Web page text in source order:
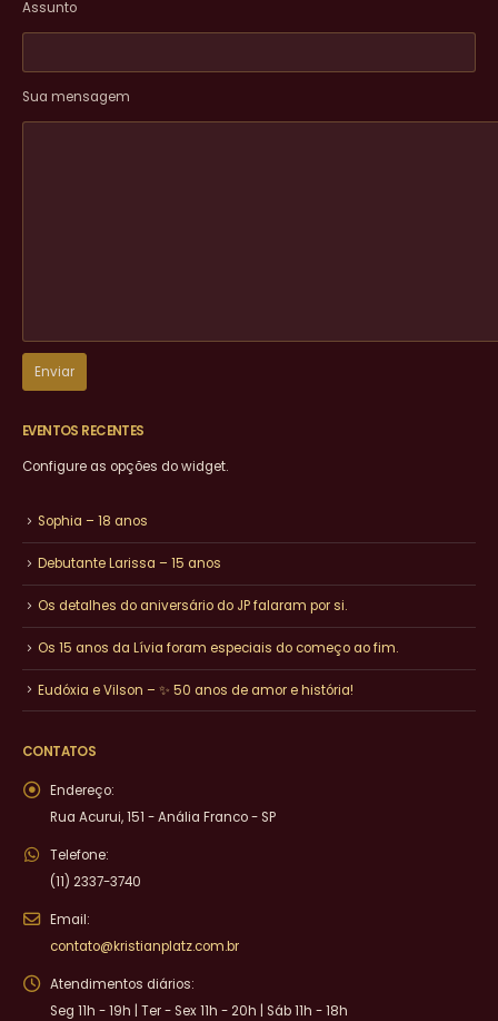
Assunto
Sua mensagem
EVENTOS RECENTES
Configure as opções do widget.
Sophia – 18 anos
Debutante Larissa – 15 anos
Os detalhes do aniversário do JP falaram por si.
Os 15 anos da Lívia foram especiais do começo ao fim.
Eudóxia e Vilson – ✨ 50 anos de amor e história!
CONTATOS
Endereço:
Rua Acurui, 151 - Anália Franco - SP
Telefone:
(11) 2337-3740
Email:
contato@kristianplatz.com.br
Atendimentos diários:
Seg 11h - 19h | Ter - Sex 11h - 20h | Sáb 11h - 18h